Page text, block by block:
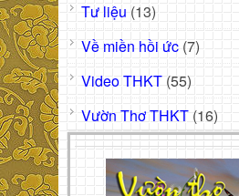
Tư liệu (13)
Về miền hồi ức (7)
Video THKT (55)
Vườn Thơ THKT (16)